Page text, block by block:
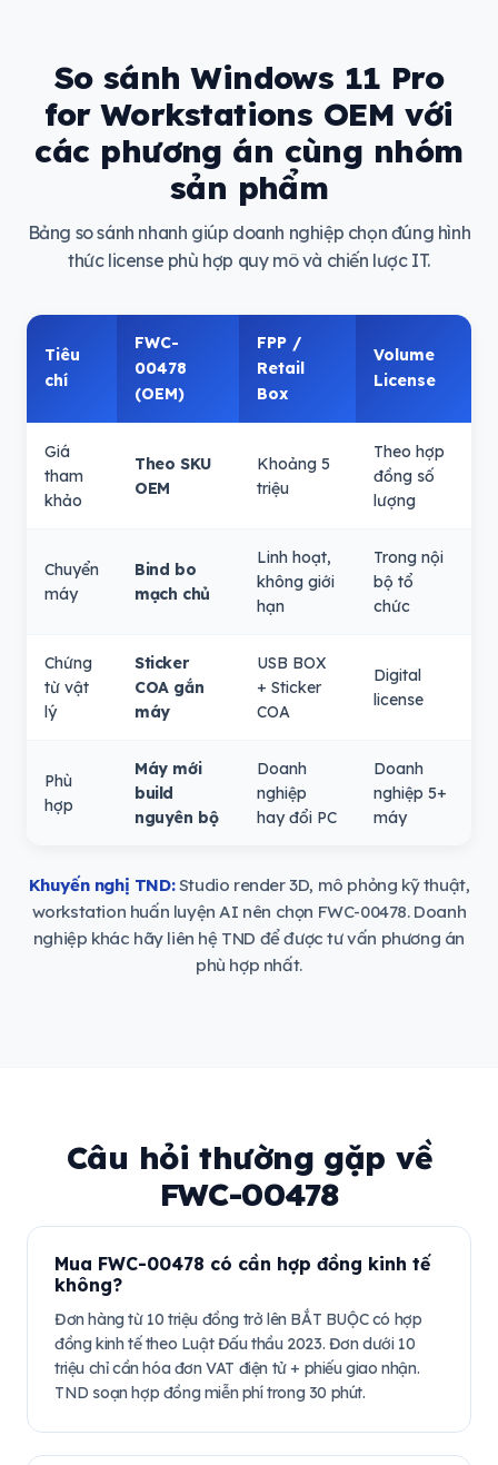
So sánh Windows 11 Pro
for Workstations OEM với
các phương án cùng nhóm
sản phẩm
Bảng so sánh nhanh giúp doanh nghiệp chọn đúng hình
thức license phù hợp quy mô và chiến lược IT.
Tiêu
chí
FWC-
00478
(OEM)
FPP /
Retail
Box
Volume
License
Giá
tham
khảo
Theo SKU
OEM
Khoảng 5
triệu
Theo hợp
đồng số
lượng
Chuyển
máy
Bind bo
mạch chủ
Linh hoạt,
không giới
hạn
Trong nội
bộ tổ
chức
Chứng
từ vật
lý
Sticker
COA gắn
máy
USB BOX
+ Sticker
COA
Digital
license
Phù
hợp
Máy mới
build
nguyên bộ
Doanh
nghiệp
hay đổi PC
Doanh
nghiệp 5+
máy
Khuyến nghị TND:Studio render 3D, mô phỏng kỹ thuật,
workstation huấn luyện AI nên chọn FWC-00478. Doanh
nghiệp khác hãy liên hệ TND để được tư vấn phương án
phù hợp nhất.
Câu hỏi thường gặp về
FWC-00478
Mua FWC-00478 có cần hợp đồng kinh tế
không?
Đơn hàng từ 10 triệu đồng trở lên BẮT BUỘC có hợp
đồng kinh tế theo Luật Đấu thầu 2023. Đơn dưới 10
triệu chỉ cần hóa đơn VAT điện tử + phiếu giao nhận.
TND soạn hợp đồng miễn phí trong 30 phút.